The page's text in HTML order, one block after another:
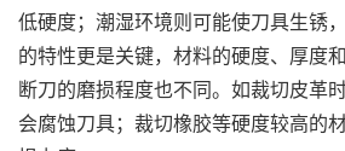
低硬度；潮湿环境则可能使刀具生锈
的特性更是关键，材料的硬度、厚度
断刀的磨损程度也不同。如裁切皮革
会腐蚀刀具；裁切橡胶等硬度较高的